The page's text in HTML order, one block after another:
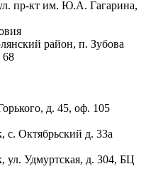
ул. пр-кт им. Ю.А. Гагарина,
район, п. Зубова
68
д. 45, оф. 105
с. Октябрьский д. 33а
ул. Удмуртская, д. 304, БЦ